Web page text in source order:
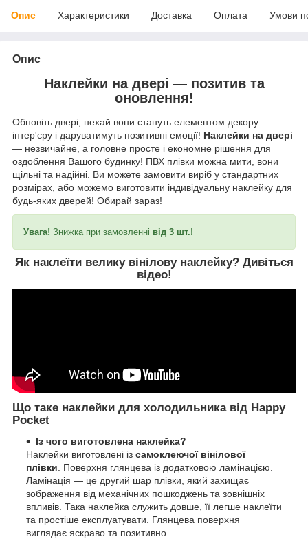
Опис Характеристики Доставка Оплата Умови
Опис
Наклейки на двері — позитив та
оновлення!
Обновіть двері, нехай вони стануть елементом декору
інтер'єру і даруватимуть позитивні емоції! Наклейки на двері
— незвичайне, а головне просте і економне рішення для
оздоблення Вашого будинку! ПВХ плівки можна мити, вони
щільні та надійні. Ви можете замовити виріб у стандартних
розмірах, або можемо виготовити індивідуальну наклейку для
будь-яких дверей! Обирай зараз!
Увага! Знижка при замовленні від 3 шт.!
Як наклеїти велику вінілову наклейку? Дивіться
відео!
Що таке наклейки для холодильника від Happy
Pocket
Із чого виготовлена наклейка?
Наклейки виготовлені із самоклеючої вінілової
плівки . Поверхня глянцева із додатковою ламінацією.
Ламінація — це другий шар плівки, який захищає
зображення від механічних пошкоджень та зовнішніх
впливів. Така наклейка служить довше, її легше наклеїти
та простіше експлуатувати. Глянцева поверхня
виглядає яскраво та позитивно.